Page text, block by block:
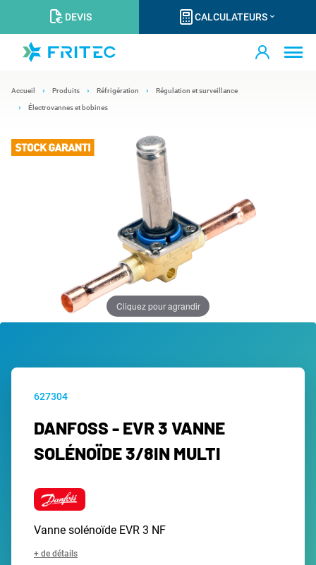
DEVIS CALCULATEURS
Accueil Produits Réfrigération Régulation et surveillance
Électrovannes et bobines
Cliquez pour agrandir
627304
DANFOSS - EVR 3 VANNE
SOLÉNOÏDE 3/8IN MULTI
Vanne solénoïde EVR 3 NF
+ de détails